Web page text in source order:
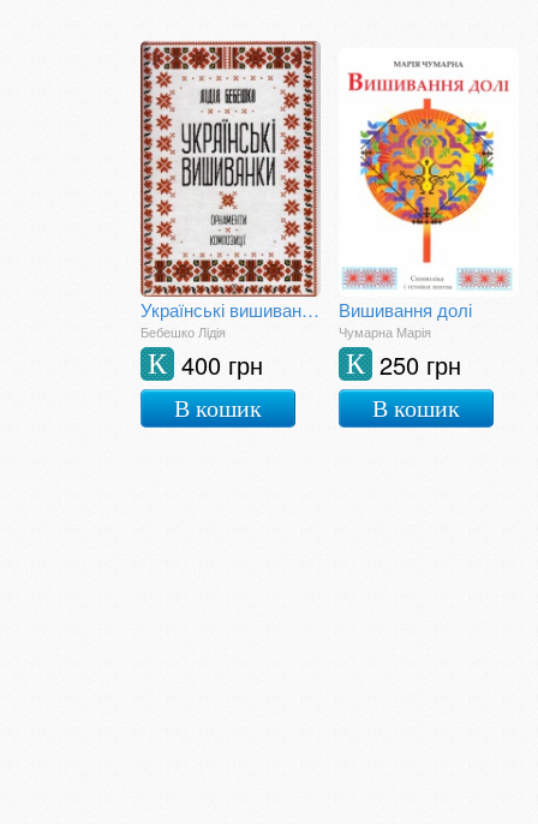
Українські вишиванки: орнаменти, композиції
Бебешко Лідія
400 грн
К
В кошик
Вишивання долі
Чумарна Марія
250 грн
К
В кошик